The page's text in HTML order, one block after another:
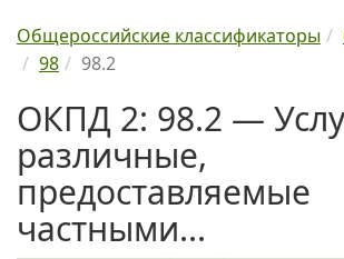
Общероссийские классификаторы
98
98.2
ОКПД 2: 98.2 —
различные,
предоставляемые
частными...